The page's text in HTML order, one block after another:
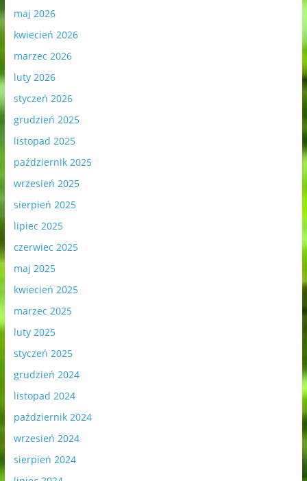
maj 2026
kwiecień 2026
marzec 2026
luty 2026
styczeń 2026
grudzień 2025
listopad 2025
październik 2025
wrzesień 2025
sierpień 2025
lipiec 2025
czerwiec 2025
maj 2025
kwiecień 2025
marzec 2025
luty 2025
styczeń 2025
grudzień 2024
listopad 2024
październik 2024
wrzesień 2024
sierpień 2024